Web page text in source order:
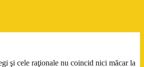
şi cele raţionale nu coincid nici măcar la